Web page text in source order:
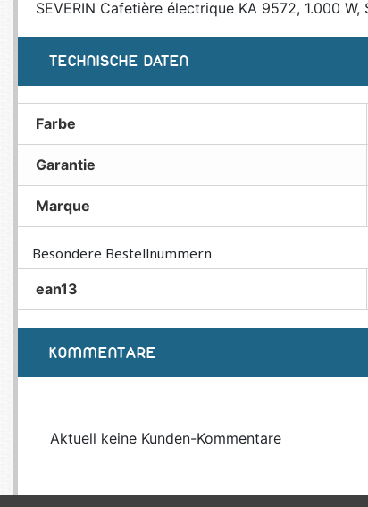
SEVERIN Cafetière électrique KA 9572, 1.000 W,
TECHNISCHE DATEN
Farbe
Garantie
Marque
Besondere Bestellnummern
ean13
KOMMENTARE
Aktuell keine Kunden-Kommentare